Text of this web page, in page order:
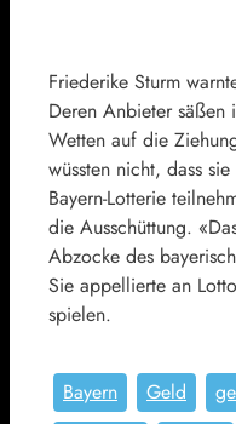
Friederike Sturm
Deren Anbieter
Wetten auf die
wüssten nicht, dass
Bayern-Lotterie
die Ausschüttung.
Abzocke des
Sie appellierte an
spielen.
Bayern Geld